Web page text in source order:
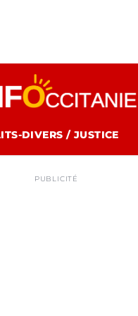
DIVERS / JUSTICE
PUBLICITÉ